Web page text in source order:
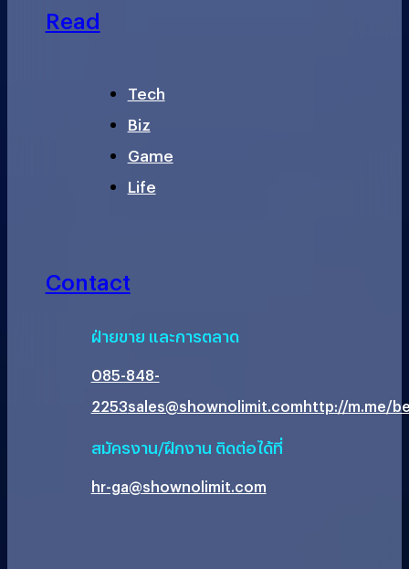
Read
Tech
Biz
Game
Life
Contact
ฝ่ายขาย และการตลาด
085-848-
2253sales@shownolimit.comhttp://m.me/
สมัครงาน/ฝึกงาน ติดต่อได้ที่
hr-ga@shownolimit.com